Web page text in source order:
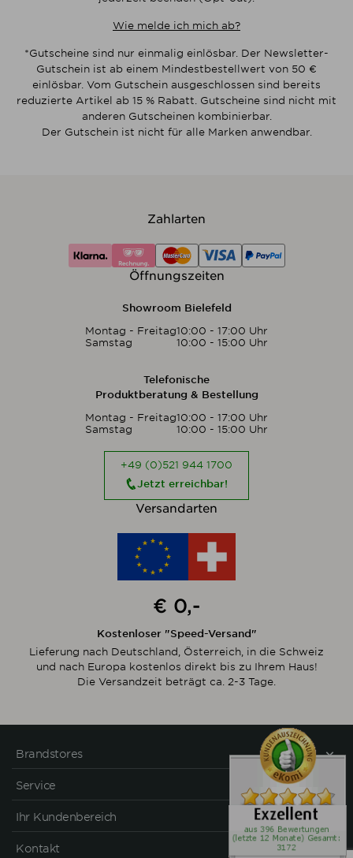
Wie melde ich mich ab?
*Gutscheine sind nur einmalig einlösbar. Der Newsletter-
Gutschein ist ab einem Mindestbestellwert von 50 €
einlösbar. Vom Gutschein ausgeschlossen sind bereits
reduzierte Artikel ab 15 % Rabatt. Gutscheine sind nicht mit
anderen Gutscheinen kombinierbar.
Der Gutschein ist nicht für alle Marken anwendbar.
Zahlarten
Öffnungszeiten
Showroom Bielefeld
Montag - Freitag10:00 - 17:00 Uhr
Samstag
10:00 - 15:00 Uhr
Telefonische
Produktberatung & Bestellung
Montag - Freitag10:00 - 17:00 Uhr
Samstag
10:00 - 15:00 Uhr
+49 (0)521 944 1700
Jetzt erreichbar!
Versandarten
€ 0,-
Kostenloser "Speed-Versand"
Lieferung nach Deutschland, Österreich, in die Schweiz
und nach Europa kostenlos direkt bis zu Ihrem Haus!
Die Versandzeit beträgt ca. 2-3 Tage.
Brandstores
Service
Ihr Kundenbereich
Kontakt